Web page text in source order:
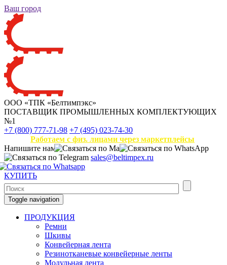
Ваш город
ООО «ТПК «Белтимпэкс»
ПОСТАВЩИК ПРОМЫШЛЕННЫХ КОМПЛЕКТУЮЩИХ
№1
+7 (800) 777-71-98 +7 (495) 023-74-30
Работаем с физ. лицами через маркетплейсы
Напишите нам
sales@beltimpex.ru
КУПИТЬ
Toggle navigation
ПРОДУКЦИЯ
Ремни
Шкивы
Конвейерная лента
Резинотканевые конвейерные ленты
Модульная лента